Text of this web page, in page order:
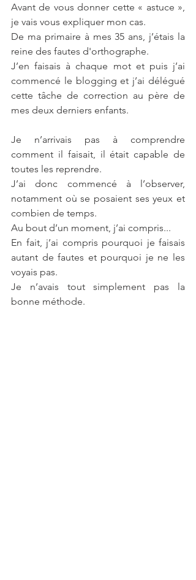
Avant de vous donner cette « astuce »,
je vais vous expliquer mon cas.
De ma primaire à mes 35 ans, j’étais la
reine des fautes d'orthographe.
J’en faisais à chaque mot et puis j’ai
commencé le blogging et j’ai délégué
cette tâche de correction au père de
mes deux derniers enfants.
Je n’arrivais pas à comprendre
comment il faisait, il était capable de
toutes les reprendre.
J’ai donc commencé à l’observer,
notamment où se posaient ses yeux et
combien de temps.
Au bout d’un moment, j’ai compris...
En fait, j’ai compris pourquoi je faisais
autant de fautes et pourquoi je ne les
voyais pas.
Je n’avais tout simplement pas la
bonne méthode.